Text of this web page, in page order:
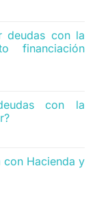
deudas con la
financiación
con la
con Hacienda y